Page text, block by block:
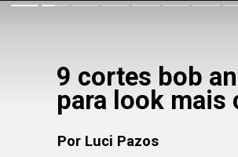
9 cortes bob
para look mais
Por Luci Pazos